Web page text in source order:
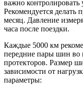
важно контролировать
Рекомендуется делать
месяц. Давление
часа после поездки.
Каждые 5000 км
передние пары шин во
протекторов. Размер
зависимости от
параметры: